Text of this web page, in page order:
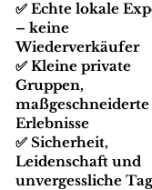
✅ Echte lokale
– keine
Wiederverkäufer
✅ Kleine private
Gruppen,
maßgeschneiderte
Erlebnisse
✅ Sicherheit,
Leidenschaft und
unvergessliche